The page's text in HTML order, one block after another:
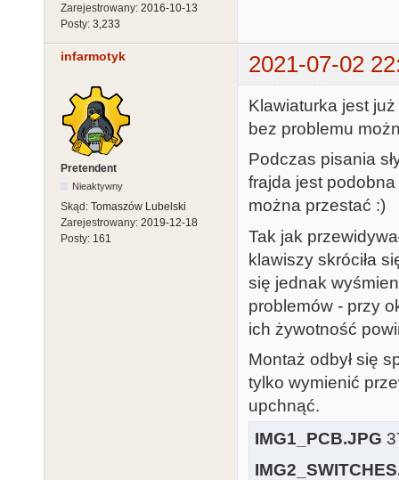
Zarejestrowany: 2016-10-13
Posty: 3,233
infarmotyk 2021-07-02
Pretendent
Nieaktywny
Skąd: Tomaszów Lubelski
Zarejestrowany: 2019-12-18
Posty: 161
Klawiaturka jest
bez problemu
Podczas pisania
frajda jest
można przestać :)
Tak jak
klawiszy skróciła
się jednak
problemów - przy
ich żywotność
Montaż odbył się
tylko wymienić
upchnąć.
IMG1_PCB.JPG